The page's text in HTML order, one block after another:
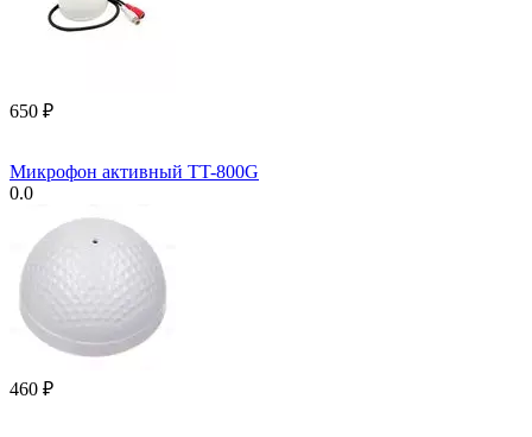
‍650‍ ₽
Микрофон активный TT-800G
0.0
‍460‍ ₽